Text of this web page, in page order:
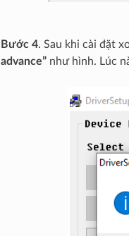
Bước 4. Sau khi cài đặt
advance”như hình. Lúc